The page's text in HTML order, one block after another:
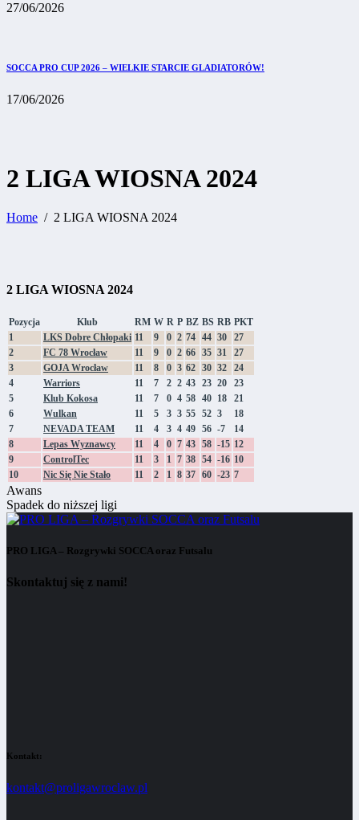
27/06/2026
SOCCA PRO CUP 2026 – WIELKIE STARCIE GLADIATORÓW!
17/06/2026
2 LIGA WIOSNA 2024
Home 2 LIGA WIOSNA 2024
2 LIGA WIOSNA 2024
Pozycja Klub RM W R P BZ BS RB PKT
1
LKS Dobre Chłopaki 11 9 0 2 74 44 30
27
2
FC 78 Wrocław 11 9 0 2 66 35 31
27
3
GOJA Wrocław 11 8 0 3 62 30 32
24
4
Warriors 11 7 2 2 43 23 20
23
5
Klub Kokosa 11 7 0 4 58 40 18
21
6
Wulkan 11 5 3 3 55 52 3
18
7
NEVADA TEAM 11 4 3 4 49 56 -7
14
8
Lepas Wyznawcy 11 4 0 7 43 58 -15 12
9
ControlTec 11 3 1 7 38 54 -16 10
10
Nic Się Nie Stało 11 2 1 8 37 60 -23 7
Awans
Spadek do niższej ligi
PRO LIGA – Rozgrywki SOCCA oraz Futsalu
Skontaktuj się z nami!
Kontakt:
kontakt@proligawroclaw.pl